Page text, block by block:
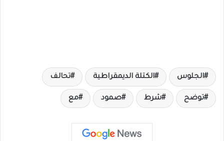
الجلوس الكتلة الديمقراطية تحالف
توضح شرط صمود مع